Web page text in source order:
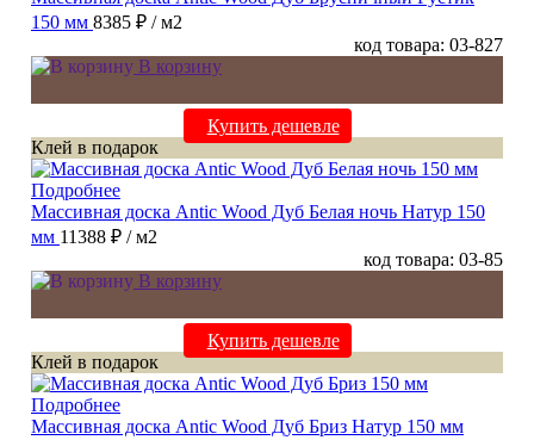
150 мм 8385 ₽ / м2
код товара: 03-827
В корзину
Купить дешевле
Клей в подарок
Подробнее
Массивная доска Antic Wood Дуб Белая ночь Натур 150
мм 11388 ₽ / м2
код товара: 03-85
В корзину
Купить дешевле
Клей в подарок
Подробнее
Массивная доска Antic Wood Дуб Бриз Натур 150 мм